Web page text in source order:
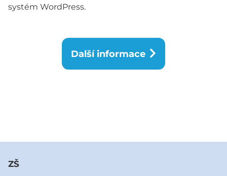
systém WordPress.
Další informace
ZŠ